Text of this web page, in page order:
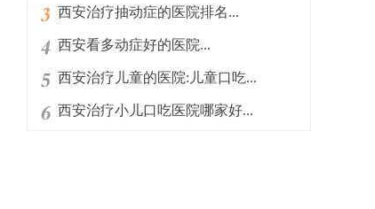
西安治疗抽动症的医院排名...
西安看多动症好的医院...
西安治疗儿童的医院:儿童口吃...
西安治疗小儿口吃医院哪家好...